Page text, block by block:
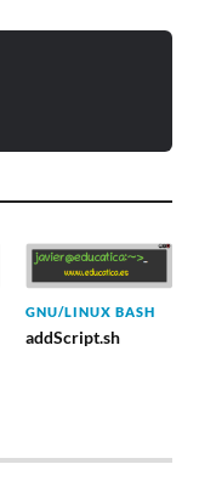
GNU/LINUX BASH
addScript.sh